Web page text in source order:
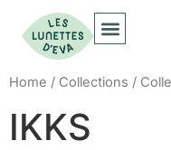
Home / Collections /
IKKS